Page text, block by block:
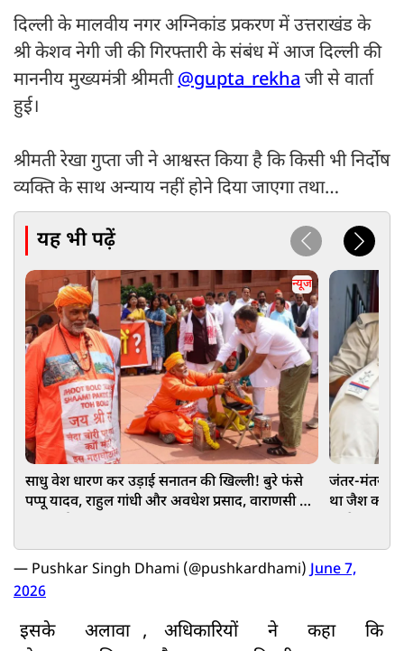
दिल्ली के मालवीय नगर अग्निकांड प्रकरण में उत्तराखंड के
श्री केशव नेगी जी की गिरफ्तारी के संबंध में आज दिल्ली की
माननीय मुख्यमंत्री श्रीमती@gupta_rekhaजी से वार्ता
हुई।
श्रीमती रेखा गुप्ता जी ने आश्वस्त किया है कि किसी भी निर्दोष
व्यक्ति के साथ अन्याय नहीं होने दिया जाएगा तथा…
यह भी पढ़ें
न्यूज
साधु वेश धारण कर उड़ाई सनातन की खिल्ली! बुरे फंसे
पप्‍पू यादव, राहुल गांधी और अवधेश प्रसाद, वाराणसी में
जंतर-मंतर
था जैश का
— Pushkar Singh Dhami (@pushkardhami)June 7,
2026
इसके अलावा , अधिकारियों ने कहा
कि